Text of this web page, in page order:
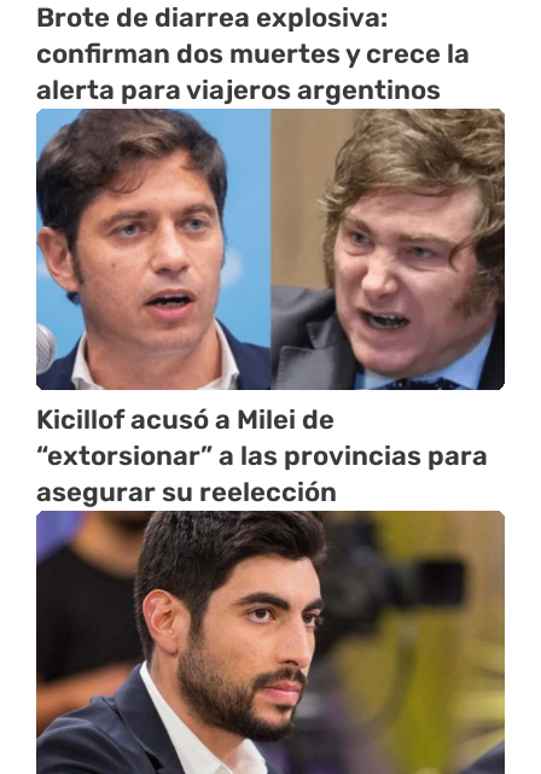
Brote de diarrea explosiva:
confirman dos muertes y crece la
alerta para viajeros argentinos
Kicillof acusó a Milei de
“extorsionar” a las provincias para
asegurar su reelección